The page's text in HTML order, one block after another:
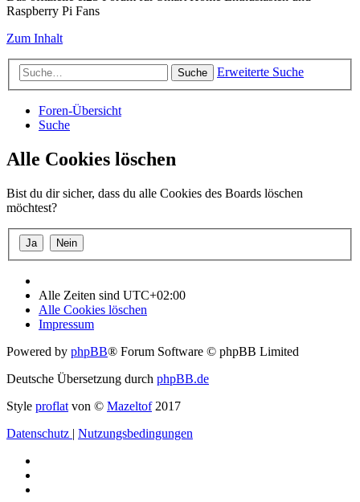
Raspberry Pi Fans
Zum Inhalt
Suche Erweiterte Suche
Foren-Übersicht
Suche
Alle Cookies löschen
Bist du dir sicher, dass du alle Cookies des Boards löschen
möchtest?
Alle Zeiten sind UTC+02:00
Alle Cookies löschen
Impressum
Powered by phpBB® Forum Software © phpBB Limited
Deutsche Übersetzung durch phpBB.de
Style proflat von © Mazeltof2017
Datenschutz | Nutzungsbedingungen